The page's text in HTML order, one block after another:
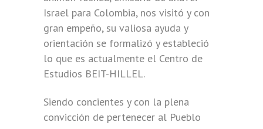
Israel para Colombia, nos visitó y con
gran empeño, su valiosa ayuda y
orientación se formalizó y estableció
lo que es actualmente el Centro de
Estudios BEIT-HILLEL.
Siendo concientes y con la plena
convicción de pertenecer al Pueblo